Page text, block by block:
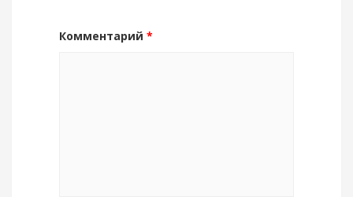
Комментарий *